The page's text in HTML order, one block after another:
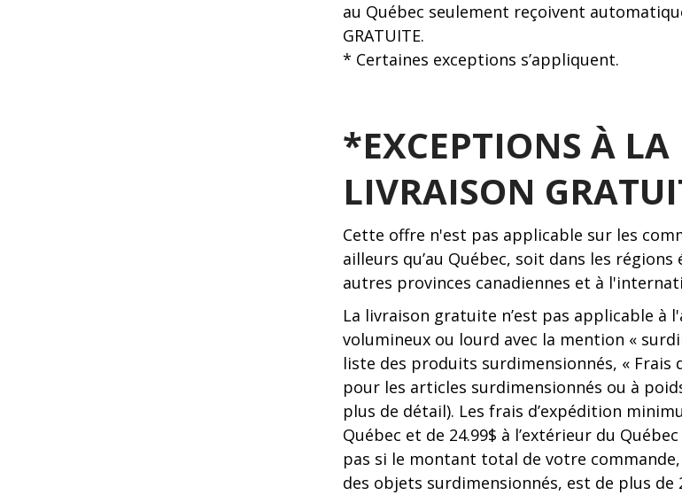
au Québec seulement reçoivent
GRATUITE.
* Certaines exceptions s’appliquent.
*EXCEPTIONS À LA
LIVRAISON
Cette offre n'est pas applicable sur les
ailleurs qu’au Québec, soit dans les régions
autres provinces canadiennes et à
La livraison gratuite n’est pas applicable à
volumineux ou lourd avec la mention «
liste des produits surdimensionnés, « Frais
pour les articles surdimensionnés ou à
plus de détail). Les frais d’expédition
Québec et de 24.99$ à l’extérieur du
pas si le montant total de votre
des objets surdimensionnés, est de plus de